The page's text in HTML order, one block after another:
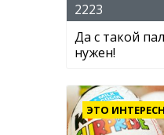
2223
Да с такой
нужен!
ЭТО